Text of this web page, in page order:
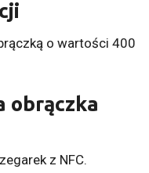
o wartości 400
obrączka
z NFC.